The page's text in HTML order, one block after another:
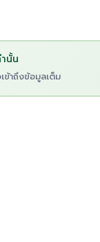
นั้น
ข้าถึงข้อมูลเต็ม